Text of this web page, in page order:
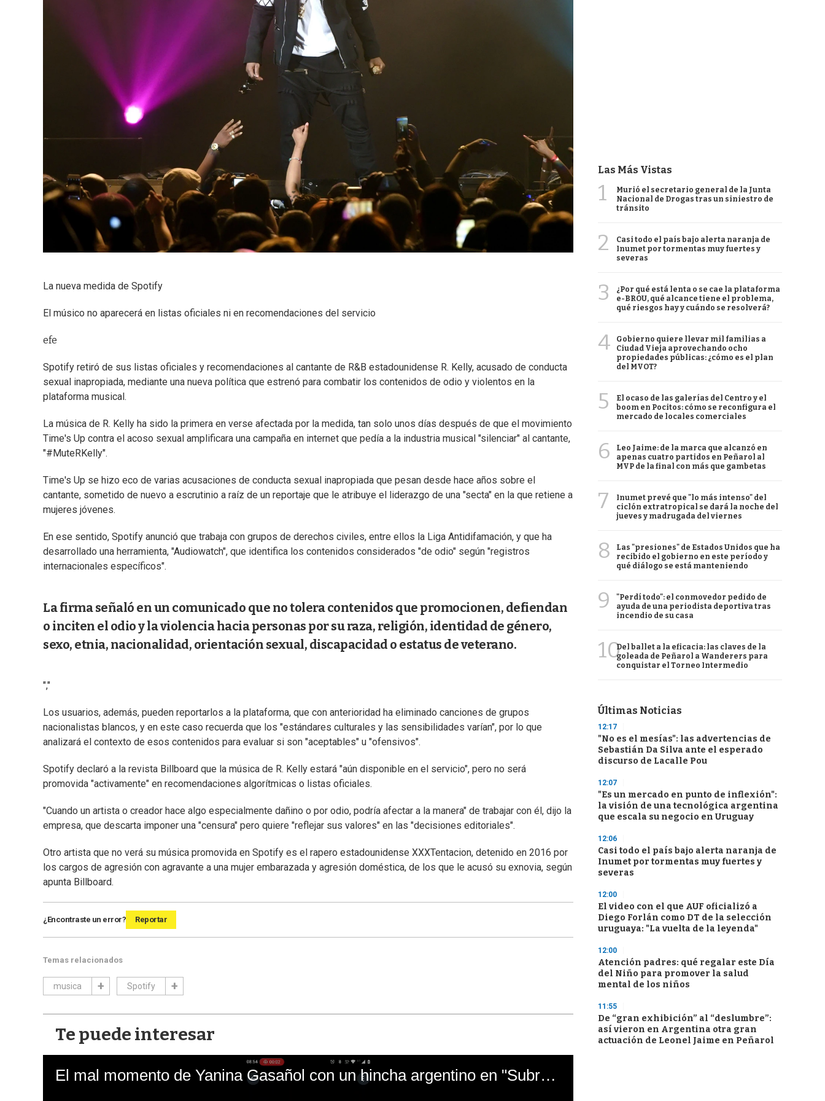
La nueva medida de Spotify
El músico no aparecerá en listas oficiales ni en recomendaciones del servicio
efe
Spotify retiró de sus listas oficiales y recomendaciones al cantante de R&B estadounidense R. Kelly, acusado de conducta
sexual inapropiada, mediante una nueva política que estrenó para combatir los contenidos de odio y violentos en la
plataforma musical.
La música de R. Kelly ha sido la primera en verse afectada por la medida, tan solo unos días después de que el movimiento
Time's Up contra el acoso sexual amplificara una campaña en internet que pedía a la industria musical "silenciar" al cantante,
"#MuteRKelly".
Time's Up se hizo eco de varias acusaciones de conducta sexual inapropiada que pesan desde hace años sobre el
cantante, sometido de nuevo a escrutinio a raíz de un reportaje que le atribuye el liderazgo de una "secta" en la que retiene a
mujeres jóvenes.
En ese sentido, Spotify anunció que trabaja con grupos de derechos civiles, entre ellos la Liga Antidifamación, y que ha
desarrollado una herramienta, "Audiowatch", que identifica los contenidos considerados "de odio" según "registros
internacionales específicos".
La firma señaló en un comunicado que no tolera contenidos que promocionen, defiendan
o inciten el odio y la violencia hacia personas por su raza, religión, identidad de género,
sexo, etnia, nacionalidad, orientación sexual, discapacidad o estatus de veterano.
","
Los usuarios, además, pueden reportarlos a la plataforma, que con anterioridad ha eliminado canciones de grupos
nacionalistas blancos, y en este caso recuerda que los "estándares culturales y las sensibilidades varían", por lo que
analizará el contexto de esos contenidos para evaluar si son "aceptables" u "ofensivos".
Spotify declaró a la revista Billboard que la música de R. Kelly estará "aún disponible en el servicio", pero no será
promovida "activamente" en recomendaciones algorítmicas o listas oficiales.
"Cuando un artista o creador hace algo especialmente dañino o por odio, podría afectar a la manera" de trabajar con él, dijo la
empresa, que descarta imponer una "censura" pero quiere "reflejar sus valores" en las "decisiones editoriales".
Otro artista que no verá su música promovida en Spotify es el rapero estadounidense XXXTentacion, detenido en 2016 por
los cargos de agresión con agravante a una mujer embarazada y agresión doméstica, de los que le acusó su exnovia, según
apunta Billboard.
¿Encontraste un error? Reportar
Temas relacionados
musica Spotify
Te puede interesar
El mal momento de Yanina Gasañol con un hincha argentino en "Subrayado"
Las Más Vistas
1
Murió el secretario general de la Junta
Nacional de Drogas tras un siniestro de
tránsito
2
Casi todo el país bajo alerta naranja de
Inumet por tormentas muy fuertes y
severas
3
¿Por qué está lenta o se cae la plataforma
e-BROU, qué alcance tiene el problema,
qué riesgos hay y cuándo se resolverá?
4
Gobierno quiere llevar mil familias a
Ciudad Vieja aprovechando ocho
propiedades públicas: ¿cómo es el plan
del MVOT?
5
El ocaso de las galerías del Centro y el
boom en Pocitos: cómo se reconfigura el
mercado de locales comerciales
6
Leo Jaime: de la marca que alcanzó en
apenas cuatro partidos en Peñarol al
MVP de la final con más que gambetas
7
Inumet prevé que "lo más intenso" del
ciclón extratropical se dará la noche del
jueves y madrugada del viernes
8
Las "presiones" de Estados Unidos que ha
recibido el gobierno en este período y
qué diálogo se está manteniendo
9
"Perdí todo": el conmovedor pedido de
ayuda de una periodista deportiva tras
incendio de su casa
10Del ballet a la eficacia: las claves de la
goleada de Peñarol a Wanderers para
conquistar el Torneo Intermedio
Últimas Noticias
12:17
"No es el mesías": las advertencias de
Sebastián Da Silva ante el esperado
discurso de Lacalle Pou
12:07
"Es un mercado en punto de inflexión":
la visión de una tecnológica argentina
que escala su negocio en Uruguay
12:06
Casi todo el país bajo alerta naranja de
Inumet por tormentas muy fuertes y
severas
12:00
El video con el que AUF oficializó a
Diego Forlán como DT de la selección
uruguaya: "La vuelta de la leyenda"
12:00
Atención padres: qué regalar este Día
del Niño para promover la salud
mental de los niños
11:55
De “gran exhibición” al “deslumbre”:
así vieron en Argentina otra gran
actuación de Leonel Jaime en Peñarol